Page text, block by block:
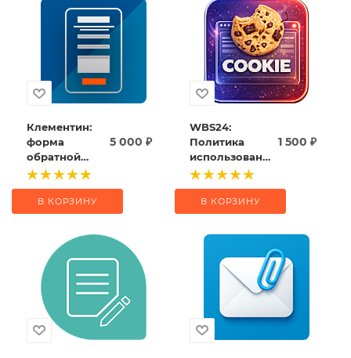
Клементин:
форма
обратной
связи
5 000 ₽
В КОРЗИНУ
WBS24:
Политика
использования
cookie
(согласно
ФЗ-152)
1 500 ₽
В КОРЗИНУ